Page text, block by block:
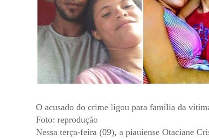
O acusado do crime ligou para família da
Foto: reprodução
Nessa terça-feira (09), a piauiense Otaciane